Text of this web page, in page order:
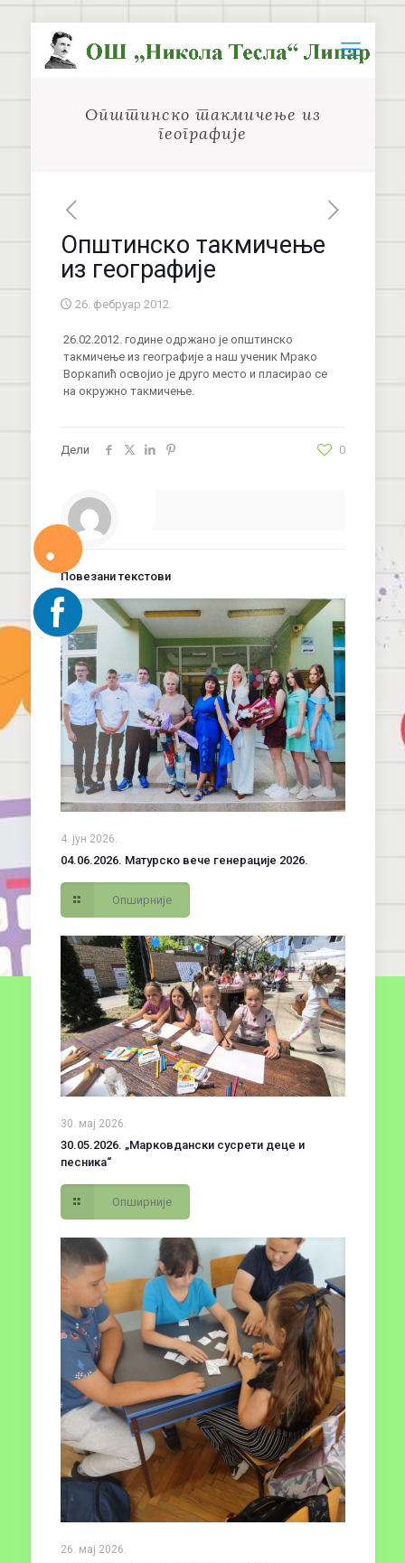
Општинско такмичење из
географије
Општинско такмичење
из географије
26. фебруар 2012.
26.02.2012. године одржано је општинско
такмичење из географије а наш ученик Мрако
Воркапић освојио је друго место и пласирао се
на окружно такмичење.
Дели 0
Повезани текстови
4. јун 2026.
04.06.2026. Матурско вече генерације 2026.
Опширније
30. мај 2026.
30.05.2026. „Марковдански сусрети деце и
песника“
Опширније
26. мај 2026.